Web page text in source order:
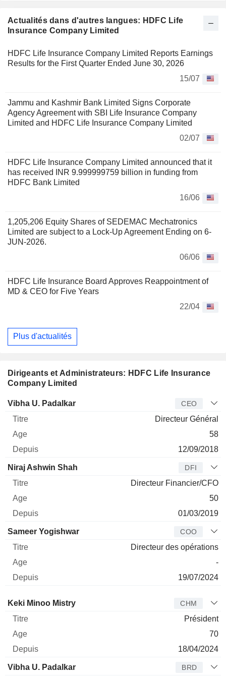
Actualités dans d'autres langues: HDFC Life
Insurance Company Limited
HDFC Life Insurance Company Limited Reports Earnings
Results for the First Quarter Ended June 30, 2026
15/07
Jammu and Kashmir Bank Limited Signs Corporate
Agency Agreement with SBI Life Insurance Company
Limited and HDFC Life Insurance Company Limited
02/07
HDFC Life Insurance Company Limited announced that it
has received INR 9.999999759 billion in funding from
HDFC Bank Limited
16/06
1,205,206 Equity Shares of SEDEMAC Mechatronics
Limited are subject to a Lock-Up Agreement Ending on 6-
JUN-2026.
06/06
HDFC Life Insurance Board Approves Reappointment of
MD & CEO for Five Years
22/04
Plus d'actualités
Dirigeants et Administrateurs: HDFC Life Insurance
Company Limited
Dirigeant Titre Age
Vibha U. Padalkar CEO
Directeur Général
58
12/09/2018
Niraj Ashwin Shah DFI
Directeur Financier/CFO
50
01/03/2019
Sameer Yogishwar COO
Directeur des opérations
-
19/07/2024
Administrateur Titre
Keki Minoo Mistry CHM
Président
70
18/04/2024
Vibha U. Padalkar BRD